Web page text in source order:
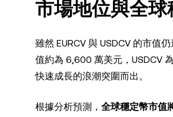
市場地位與全球
雖然 EURCV 與 USDCV 的市值
值約為 6,600 萬美元，USDCV
快速成長的浪潮突圍而出。
根據分析預測， 全球穩定幣市值